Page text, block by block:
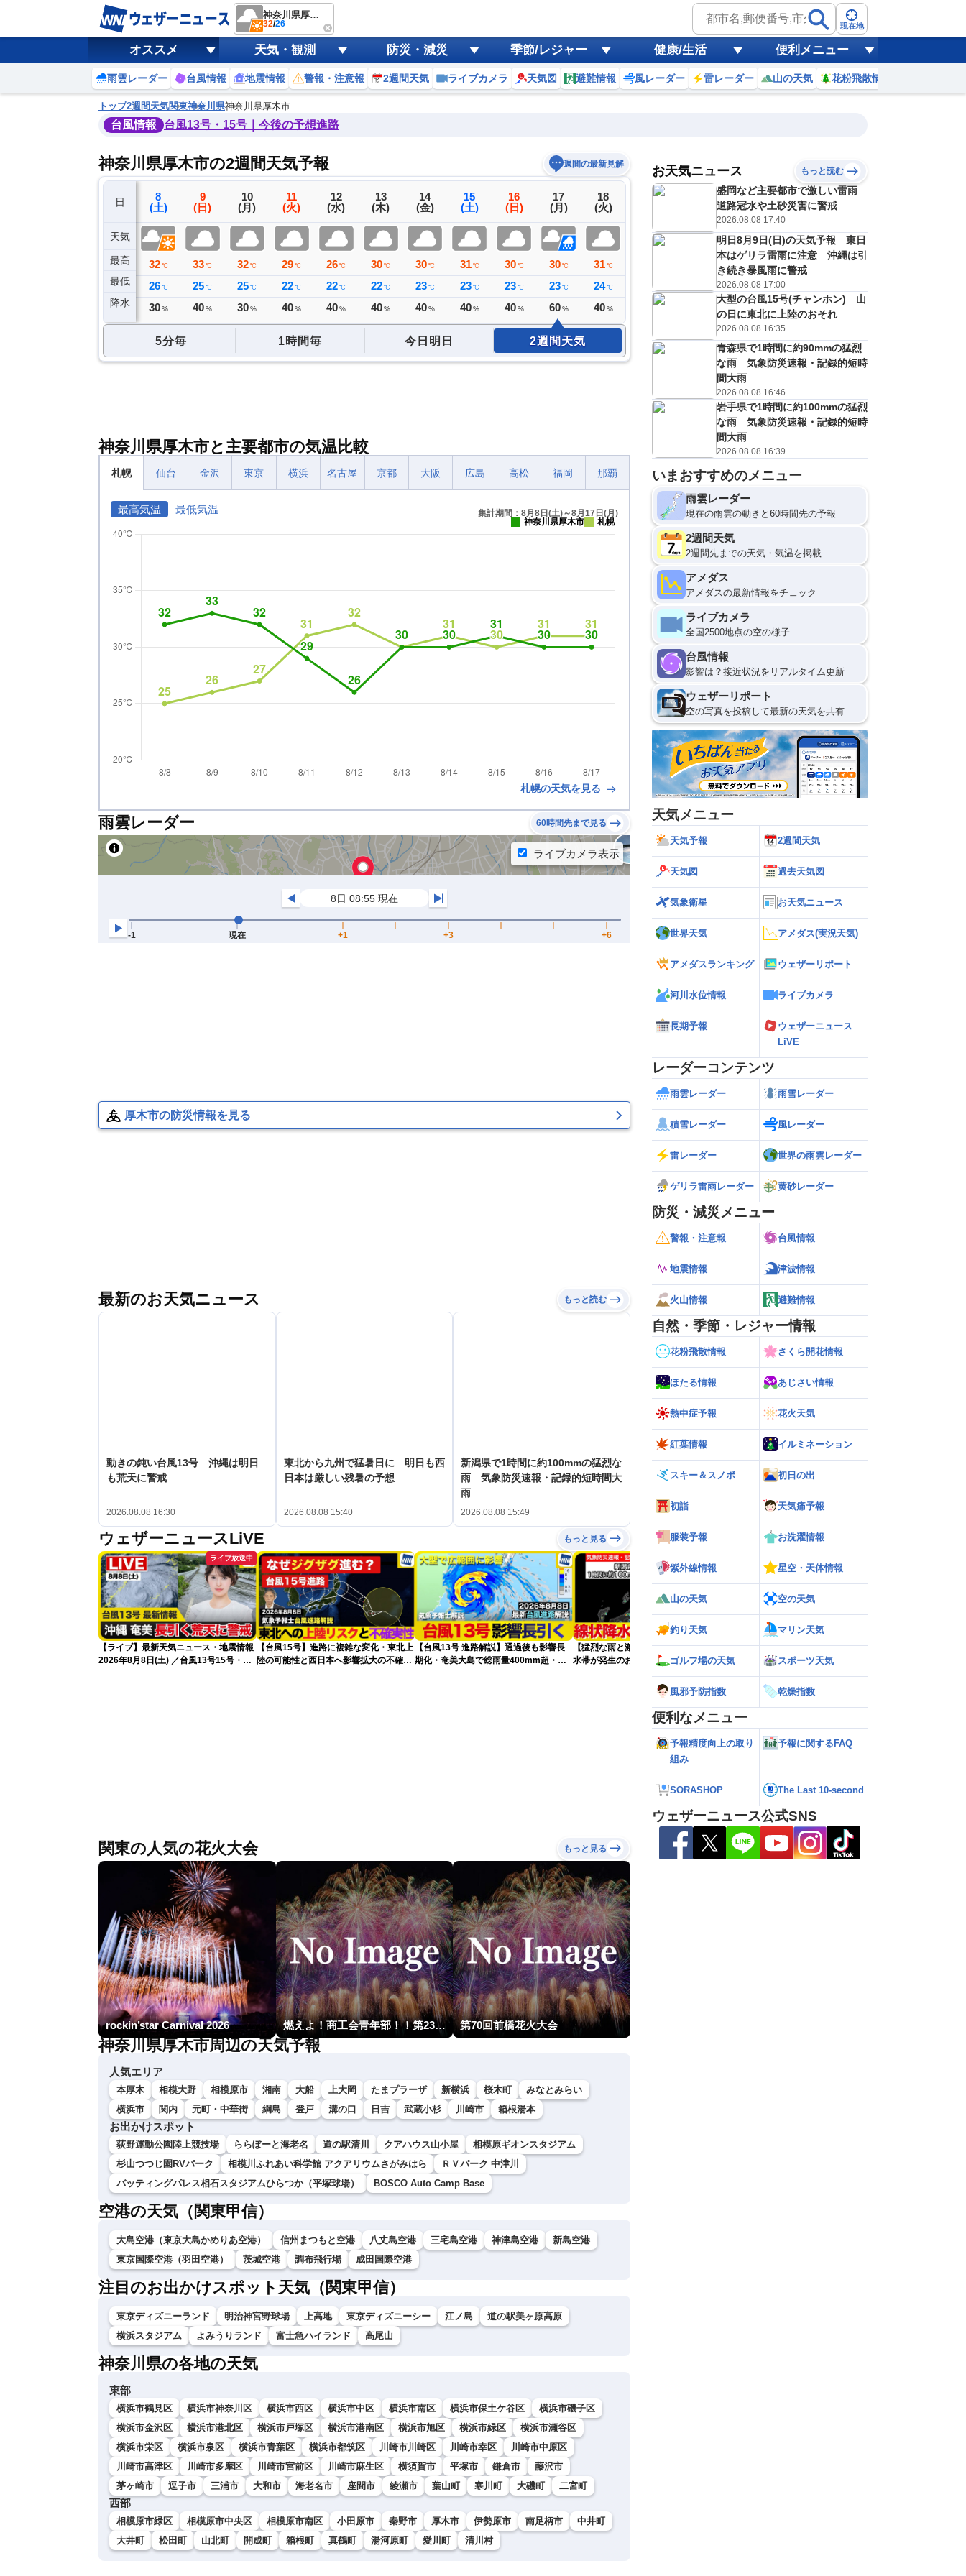
神奈川県厚木市
32/26 現在地
オススメ 天気・観測 防災・減災 季節/レジャー 健康/生活 便利メニュー
雨雲レーダー 台風情報 地震情報 警報・注意報 2週間天気 ライブカメラ 天気図 避難情報 風レーダー 雷レーダー 山の天気 花粉飛散情報
トップ2週間天気関東神奈川県神奈川県厚木市
台風情報 台風13号・15号｜今後の予想進路
神奈川県厚木市の2週間天気予報 週間の最新見解
日
天気
最高
最低
降水
7
(金)
33℃
25℃
ミリ
8
(土)
32 ℃
26 ℃
30 %
9
(日)
33 ℃
25 ℃
40 %
10
(月)
32 ℃
25 ℃
30 %
11
(火)
29 ℃
22 ℃
40 %
12
(水)
26℃
22℃
40%
13
(木)
30℃
22℃
40%
14
(金)
30℃
23℃
40%
15
(土)
31℃
23℃
40%
16
(日)
30 ℃
23 ℃
40 %
17
(月)
30 ℃
23 ℃
60 %
18
(火)
31 ℃
24 ℃
40 %
19
℃
21
(金)
E
31 ℃
24℃
40
22
(土)
E
30 ℃
24℃
30 %
予報の
信頼度
B
C
D
？
5分毎 1時間毎 今日明日 2週間天気
神奈川県厚木市と主要都市の気温比較
札幌 仙台 金沢 東京 横浜 名古屋 京都 大阪 広島 高松 福岡 那覇
最高気温 最低気温
集計期間：8月8日(土)～8月17日(月)
神奈川県厚木市
札幌
札幌の天気を見る
雨雲レーダー 60時間先まで見る
厚木市の防災情報を見る
最新のお天気ニュース もっと読む
動きの鈍い台風13号 沖縄は明日
も荒天に警戒
2026.08.08 16:30
東北から九州で猛暑日に 明日も西
日本は厳しい残暑の予想
2026.08.08 15:40
新潟県で1時間に約100mmの猛烈な
雨 気象防災速報・記録的短時間大
雨
2026.08.08 15:49
ウェザーニュースLiVE もっと見る
ライブ放送中
【ライブ】最新天気ニュース・地震情報
2026年8月8日(土) ／台風13号15号・ゲ
【台風15号】進路に複雑な変化・東北上
陸の可能性と西日本へ影響拡大の不確実
【台風13号 進路解説】通過後も影響長
期化・奄美大島で総雨量400mm超・高
【猛烈な雨と激しい雷雨】新潟は線状降
水帯が発生のおそれも＜気象防災速報・
【お盆と台風15号】台風は東北接近のお
それ 接近後はゲリラ雷雨の頻度高まる
関東の人気の花火大会 もっと見る
rockin’star Carnival 2026 燃えよ！商工会青年部！！第23回こうのす花火大会 第70回前橋花火大会
神奈川県厚木市周辺の天気予報
人気エリア
本厚木 相模大野 相模原市 湘南 大船 上大岡 たまプラーザ 新横浜 桜木町
みなとみらい
横浜市
関内 元町・中華街 綱島 登戸 溝の口 日吉 武蔵小杉 川崎市 箱根湯本
お出かけスポット
荻野運動公園陸上競技場 ららぽーと海老名 道の駅清川 クアハウス山小屋
相模原ギオンスタジアム
杉山つつじ園RVパーク
相模川ふれあい科学館 アクアリウムさがみはら
ＲＶパーク 中津川
バッティングパレス相石スタジアムひらつか（平塚球場）
BOSCO Auto Camp Base
空港の天気（関東甲信）
大島空港（東京大島かめりあ空港） 信州まつもと空港 八丈島空港 三宅島空港 神津島空港
新島空港
東京国際空港（羽田空港）
茨城空港 調布飛行場 成田国際空港
注目のお出かけスポット天気（関東甲信）
東京ディズニーランド 明治神宮野球場 上高地 東京ディズニーシー 江ノ島
道の駅美ヶ原高原
横浜スタジアム
よみうりランド 富士急ハイランド 高尾山
神奈川県の各地の天気
東部
横浜市鶴見区 横浜市神奈川区 横浜市西区 横浜市中区 横浜市南区 横浜市保土ケ谷区
横浜市磯子区
横浜市金沢区
横浜市港北区 横浜市戸塚区 横浜市港南区 横浜市旭区 横浜市緑区
横浜市瀬谷区
横浜市栄区
横浜市泉区 横浜市青葉区 横浜市都筑区 川崎市川崎区 川崎市幸区
川崎市中原区
川崎市高津区
川崎市多摩区 川崎市宮前区 川崎市麻生区 横須賀市 平塚市 鎌倉市
藤沢市
茅ヶ崎市
逗子市 三浦市 大和市 海老名市 座間市 綾瀬市 葉山町 寒川町 大磯町 二宮町
西部
相模原市緑区 相模原市中央区 相模原市南区 小田原市 秦野市 厚木市 伊勢原市 南足柄市
中井町
大井町
松田町 山北町 開成町 箱根町 真鶴町 湯河原町 愛川町 清川村
お天気ニュース もっと読む
盛岡など主要都市で激しい雷雨
道路冠水や土砂災害に警戒
2026.08.08 17:40
明日8月9日(日)の天気予報 東日
本はゲリラ雷雨に注意 沖縄は引
き続き暴風雨に警戒
2026.08.08 17:00
大型の台風15号(チャンホン) 山
の日に東北に上陸のおそれ
2026.08.08 16:35
青森県で1時間に約90mmの猛烈
な雨 気象防災速報・記録的短時
間大雨
2026.08.08 16:46
岩手県で1時間に約100mmの猛烈
な雨 気象防災速報・記録的短時
間大雨
2026.08.08 16:39
いまおすすめのメニュー
雨雲レーダー
現在の雨雲の動きと60時間先の予報
2週間天気
2週間先までの天気・気温を掲載
アメダス
アメダスの最新情報をチェック
ライブカメラ
全国2500地点の空の様子
台風情報
影響は？接近状況をリアルタイム更新
ウェザーリポート
空の写真を投稿して最新の天気を共有
天気メニュー
天気予報 2週間天気
天気図 過去天気図
気象衛星 お天気ニュース
世界天気 アメダス(実況天気)
アメダスランキング ウェザーリポート
河川水位情報 ライブカメラ
長期予報
ウェザーニュース
LiVE
レーダーコンテンツ
雨雲レーダー 雨雪レーダー
積雪レーダー 風レーダー
雷レーダー 世界の雨雲レーダー
ゲリラ雷雨レーダー 黄砂レーダー
防災・減災メニュー
警報・注意報 台風情報
地震情報 津波情報
火山情報 避難情報
自然・季節・レジャー情報
花粉飛散情報 さくら開花情報
ほたる情報 あじさい情報
熱中症予報 花火天気
紅葉情報 イルミネーション
スキー＆スノボ 初日の出
初詣 天気痛予報
服装予報 お洗濯情報
紫外線情報 星空・天体情報
山の天気 空の天気
釣り天気 マリン天気
ゴルフ場の天気 スポーツ天気
風邪予防指数 乾燥指数
便利なメニュー
予報精度向上の取り
組み
予報に関するFAQ
SORASHOP The Last 10-second
ウェザーニュース公式SNS